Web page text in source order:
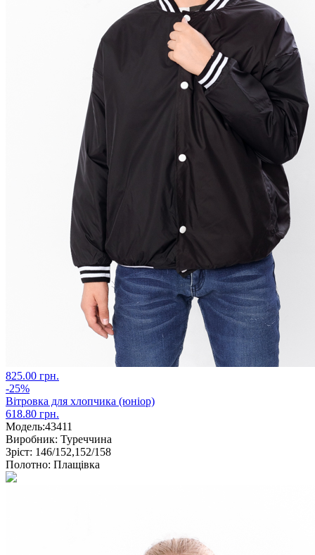
825.00 грн.
-25%
Вітровка для хлопчика (юніор)
618.80 грн.
Модель:43411
Виробник: Туреччина
Зріст: 146/152,152/158
Полотно: Плащівка